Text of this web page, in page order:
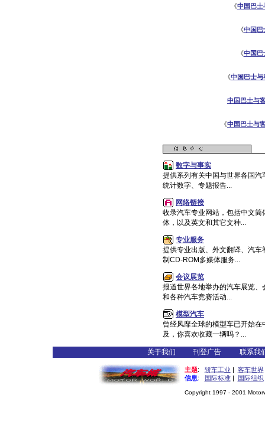
《中国巴士
《中国巴
《中国巴
《中国巴士与
中国巴士与
《中国巴士与
数字与事实
提供系列有关中国与世界各国汽
统计数字、专题报告...
网络链接
收录汽车专业网站，包括中文简
体，以及英文和其它文种...
专业服务
提供专业出版、外文翻译、汽车
制CD-ROM多媒体服务...
会议展览
报道世界各地举办的汽车展览、
和各种汽车竞赛活动...
模型汽车
曾经风靡全球的模型车已开始在
及，你喜欢收藏一辆吗？...
关于我们 刊登广告 联系我
主题: 轿车工业 | 客车世界
信息: 国际标准| 国际组织
Copyright 1997 - 2001